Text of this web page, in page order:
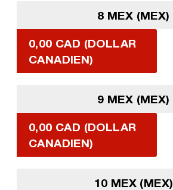
8 MEX (MEX)
0,00 CAD (DOLLAR
CANADIEN)
9 MEX (MEX)
0,00 CAD (DOLLAR
CANADIEN)
10 MEX (MEX)